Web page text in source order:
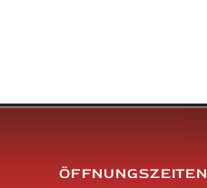
ÖFFNUNGSZEITEN